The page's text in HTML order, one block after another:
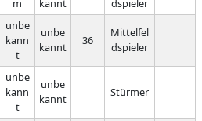
m
kannt
dspieler
unbe
kann
t
unbe
kannt
36
Mittelfel
dspieler
unbe
kann
t
unbe
kannt
Stürmer